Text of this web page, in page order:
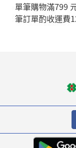
單筆購物滿799
筆訂單酌收運費